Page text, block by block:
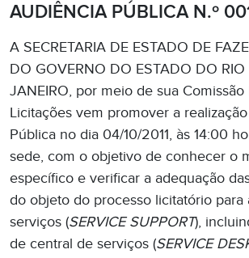
AUDIÊNCIA PÚBLICA N.º
A SECRETARIA DE ESTADO DE
DO GOVERNO DO ESTADO DO RIO
JANEIRO, por meio de sua
Licitações vem promover a
Pública no dia 04/10/2011, às 14:00
sede, com o objetivo de conhecer o
específico e verificar a adequação
do objeto do processo licitatório para
serviços (SERVICE SUPPORT),
de central de serviços (SERVICE